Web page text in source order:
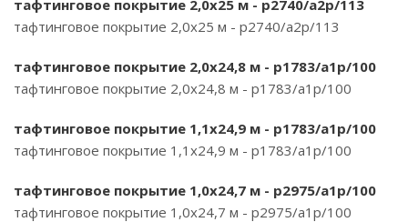
тафтинговое покрытие 2,0х25 м - p2740/a2p/113
тафтинговое покрытие 2,0х25 м - p2740/a2p/113
тафтинговое покрытие 2,0х24,8 м - p1783/a1p/100
тафтинговое покрытие 2,0х24,8 м - p1783/a1p/100
тафтинговое покрытие 1,1х24,9 м - p1783/a1p/100
тафтинговое покрытие 1,1х24,9 м - p1783/a1p/100
тафтинговое покрытие 1,0х24,7 м - p2975/a1p/100
тафтинговое покрытие 1,0х24,7 м - p2975/a1p/100